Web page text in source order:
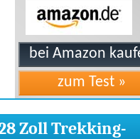
Zoll Trekking-